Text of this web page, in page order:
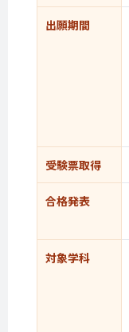
出願期間
受験票取得
合格発表
対象学科